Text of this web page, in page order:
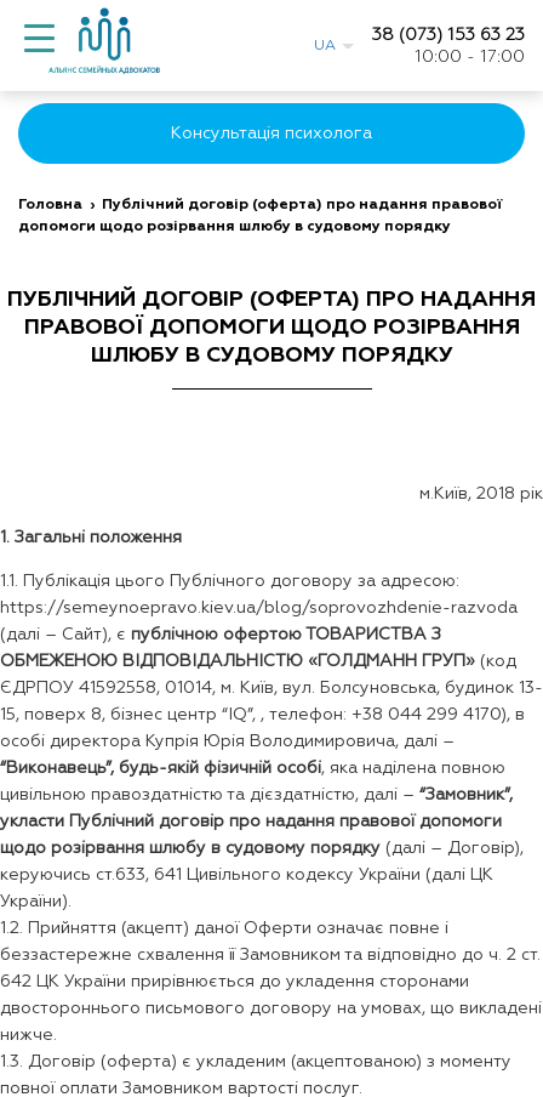
UA
38 (073) 153 63 23
10:00 - 17:00
Консультація психолога
Головна ›
Публічний договір (оферта) про надання правової
допомоги щодо розірвання шлюбу в судовому порядку
ПУБЛІЧНИЙ ДОГОВІР (ОФЕРТА) ПРО НАДАННЯ
ПРАВОВОЇ ДОПОМОГИ ЩОДО РОЗІРВАННЯ
ШЛЮБУ В СУДОВОМУ ПОРЯДКУ
м.Київ, 2018 рік
1. Загальні положення
1.1. Публікація цього Публічного договору за адресою:
https://semeynoepravo.kiev.ua/blog/soprovozhdenie-razvoda
(далі – Сайт), є публічною офертою ТОВАРИСТВА З
ОБМЕЖЕНОЮ ВІДПОВІДАЛЬНІСТЮ «ГОЛДМАНН ГРУП» (код
ЄДРПОУ 41592558, 01014, м. Київ, вул. Болсуновська, будинок 13-
15, поверх 8, бізнес центр “IQ”, , телефон: +38 044 299 4170), в
особі директора Купрія Юрія Володимировича, далі –
“Виконавець”, будь-якій фізичній особі, яка наділена повною
цивільною правоздатністю та дієздатністю, далі – “Замовник”,
укласти Публічний договір про надання правової допомоги
щодо розірвання шлюбу в судовому порядку (далі – Договір),
керуючись ст.633, 641 Цивільного кодексу України (далі ЦК
України).
1.2. Прийняття (акцепт) даної Оферти означає повне і
беззастережне схвалення її Замовником та відповідно до ч. 2 ст.
642 ЦК України прирівнюється до укладення сторонами
двостороннього письмового договору на умовах, що викладені
нижче.
1.3. Договір (оферта) є укладеним (акцептованою) з моменту
повної оплати Замовником вартості послуг.